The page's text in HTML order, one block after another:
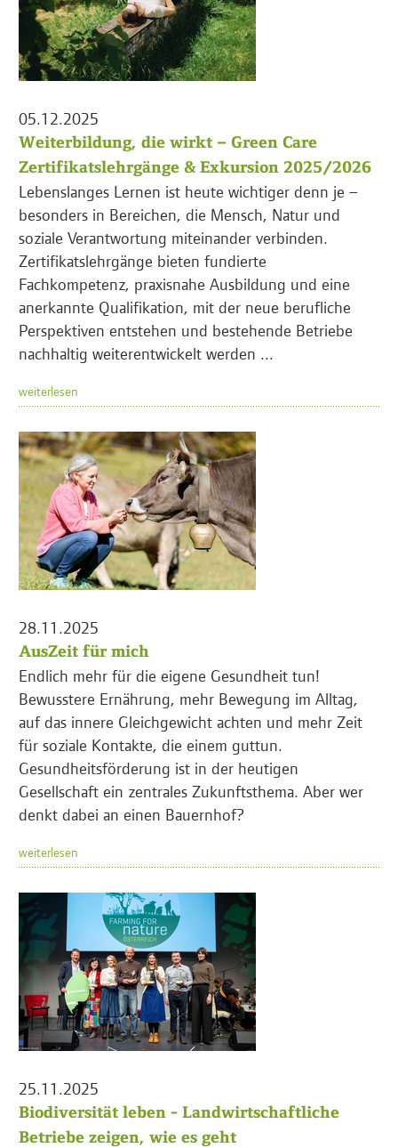
05.12.2025
Weiterbildung, die wirkt – Green Care
Zertifikatslehrgänge & Exkursion 2025/2026
Lebenslanges Lernen ist heute wichtiger denn je –
besonders in Bereichen, die Mensch, Natur und
soziale Verantwortung miteinander verbinden.
Zertifikatslehrgänge bieten fundierte
Fachkompetenz, praxisnahe Ausbildung und eine
anerkannte Qualifikation, mit der neue berufliche
Perspektiven entstehen und bestehende Betriebe
nachhaltig weiterentwickelt werden ...
weiterlesen
28.11.2025
AusZeit für mich
Endlich mehr für die eigene Gesundheit tun!
Bewusstere Ernährung, mehr Bewegung im Alltag,
auf das innere Gleichgewicht achten und mehr Zeit
für soziale Kontakte, die einem guttun.
Gesundheitsförderung ist in der heutigen
Gesellschaft ein zentrales Zukunftsthema. Aber wer
denkt dabei an einen Bauernhof?
weiterlesen
25.11.2025
Biodiversität leben - Landwirtschaftliche
Betriebe zeigen, wie es geht